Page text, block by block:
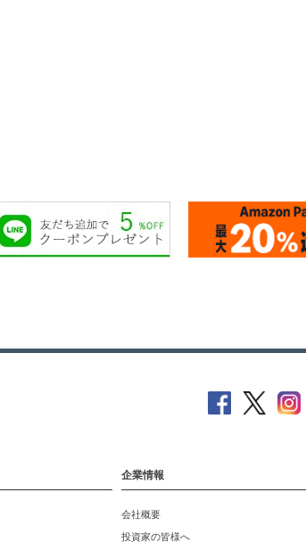
企業情報
会社概要
投資家の皆様へ